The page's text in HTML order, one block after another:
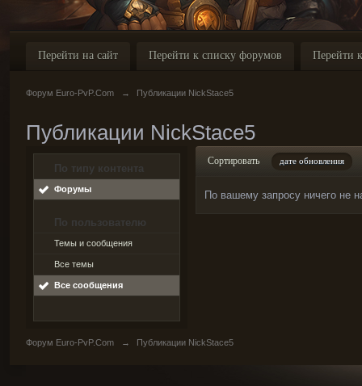
Перейти на сайт Перейти к списку форумов Перейти
Форум Euro-PvP.Com → Публикации NickStace5
Публикации NickStace5
По типу контента
Форумы
По пользователю
Темы и сообщения
Все темы
Все сообщения
Сортировать дате обновления
По вашему запросу ничего не
Форум Euro-PvP.Com → Публикации NickStace5